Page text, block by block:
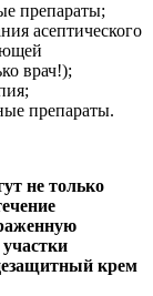
препараты;
асептического
врач!);
препараты.
не только
крем